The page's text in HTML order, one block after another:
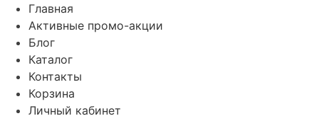
Главная
Активные промо-акции
Блог
Каталог
Контакты
Корзина
Личный кабинет